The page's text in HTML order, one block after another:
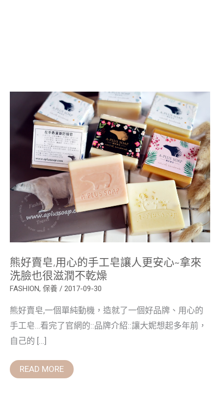
熊好賣皂,用心的手工皂讓人更安心~拿來
洗臉也很滋潤不乾燥
FASHION, 保養 / 2017-09-30
熊好賣皂,一個單純動機，造就了一個好品牌、用心的
手工皂…看完了官網的::品牌介紹::讓大妮想起多年前，
自己的 […]
熊
用
心
讓
人
更
安
心
~
拿
洗
也
很
滋
潤
乾
燥
READ MORE